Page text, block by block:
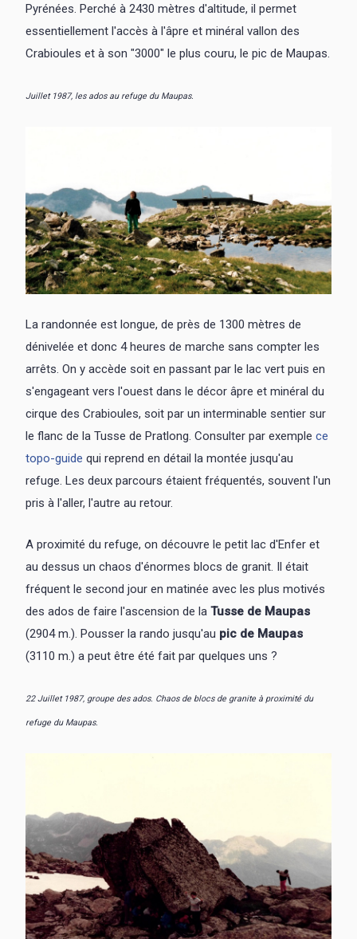
Pyrénées. Perché à 2430 mètres d'altitude, il permet
essentiellement l'accès à l'âpre et minéral vallon des
Crabioules et à son "3000" le plus couru, le pic de Maupas.
Juillet 1987, les ados au refuge du Maupas.
La randonnée est longue, de près de 1300 mètres de
dénivelée et donc 4 heures de marche sans compter les
arrêts. On y accède soit en passant par le lac vert puis en
s'engageant vers l'ouest dans le décor âpre et minéral du
cirque des Crabioules, soit par un interminable sentier sur
le flanc de la Tusse de Pratlong. Consulter par exemple ce
topo-guide qui reprend en détail la montée jusqu'au
refuge. Les deux parcours étaient fréquentés, souvent l'un
pris à l'aller, l'autre au retour.
A proximité du refuge, on découvre le petit lac d'Enfer et
au dessus un chaos d'énormes blocs de granit. Il était
fréquent le second jour en matinée avec les plus motivés
des ados de faire l'ascension de la Tusse de Maupas
(2904 m.). Pousser la rando jusqu'au pic de Maupas
(3110 m.) a peut être été fait par quelques uns ?
22 Juillet 1987, groupe des ados. Chaos de blocs de granite à proximité du
refuge du Maupas.